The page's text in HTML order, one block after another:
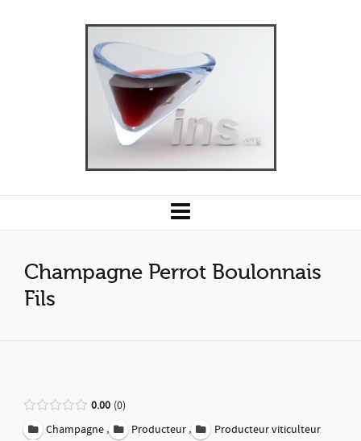
Champagne Perrot Boulonnais
Fils
0.00 0
Champagne , Producteur ,
Producteur viticulteur